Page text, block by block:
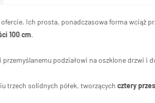
Ich prosta, ponadczasowa forma wciąż
100 cm.
podziałowi na oszklone drzwi i
trzech solidnych półek, tworzących cztery